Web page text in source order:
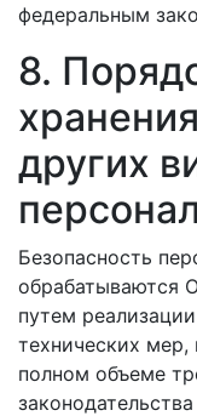
федеральным
8.
других
Безопасность
обрабатываются
путем
технических
полном объеме